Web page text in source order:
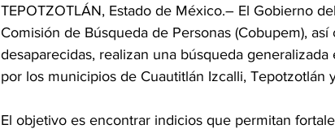
TEPOTZOTLÁN, Estado de México.– El Gobierno
Comisión de Búsqueda de Personas (Cobupem),
desaparecidas, realizan una búsqueda
por los municipios de Cuautitlán Izcalli, Tepotzotlán
El objetivo es encontrar indicios que permitan